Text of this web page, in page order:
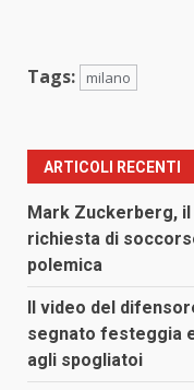
Tags: milano
ARTICOLI RECENTI
Mark Zuckerberg,
richiesta di
polemica
Il video del
segnato festeggia
agli spogliatoi